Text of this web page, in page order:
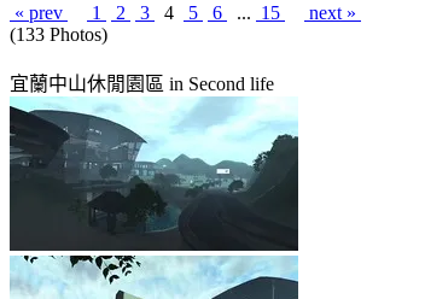
« prev 1 2 3 4 5 6 ... 15
next »
(133 Photos)
宜蘭中山休閒園區 in Second life